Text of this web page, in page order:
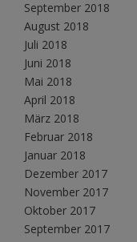
September 2018
August 2018
Juli 2018
Juni 2018
Mai 2018
April 2018
März 2018
Februar 2018
Januar 2018
Dezember 2017
November 2017
Oktober 2017
September 2017